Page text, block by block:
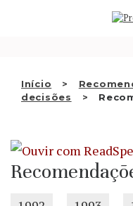
Início
decisões
QUEM SOMOS
DECISÕES
APRESENTAR
PT